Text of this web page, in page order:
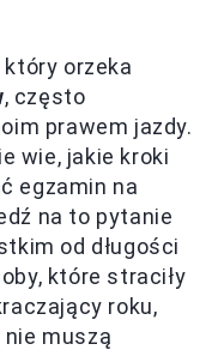
który orzeka
, często
prawem jazdy.
wie, jakie kroki
egzamin na
na to pytanie
od długości
które straciły
roku,
muszą